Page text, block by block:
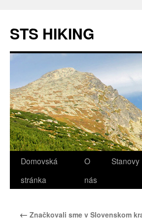
STS HIKING
Preskočiť
na
Domovská
stránka
O
nás
Stanovy
← Značkovali sme v Slovenskom